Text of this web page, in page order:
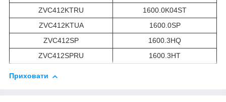
ZVC412KTRU
1600.0K04ST
ZVC412KTUA
1600.0SP
ZVC412SP
1600.3HQ
ZVC412SPRU
1600.3HT
Приховати